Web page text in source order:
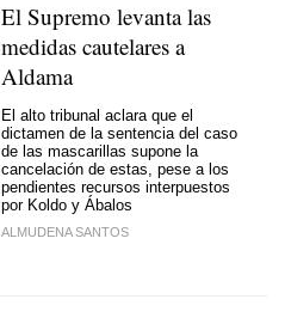
El Supremo levanta las
medidas cautelares a
Aldama
El alto tribunal aclara que el
dictamen de la sentencia del caso
de las mascarillas supone la
cancelación de estas, pese a los
pendientes recursos interpuestos
por Koldo y Ábalos
ALMUDENA SANTOS